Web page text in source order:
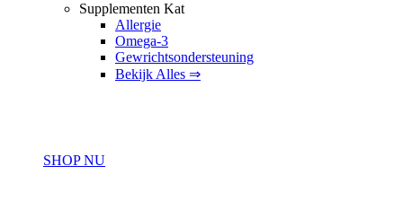
Supplementen Kat
Allergie
Omega-3
Gewrichtsondersteuning
Bekijk Alles ⇒
SHOP NU